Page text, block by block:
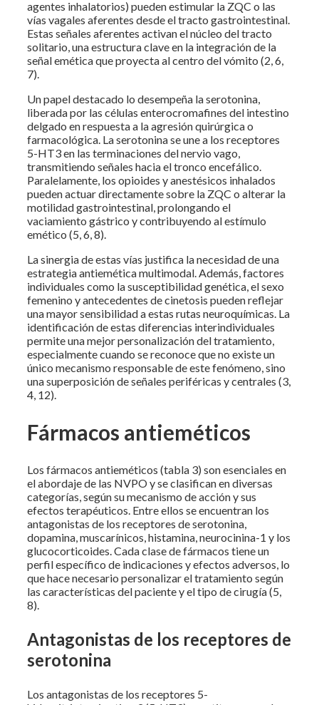
agentes inhalatorios) pueden estimular la ZQC o las
vías vagales aferentes desde el tracto gastrointestinal.
Estas señales aferentes activan el núcleo del tracto
solitario, una estructura clave en la integración de la
señal emética que proyecta al centro del vómito (2, 6,
7).
Un papel destacado lo desempeña la serotonina,
liberada por las células enterocromafines del intestino
delgado en respuesta a la agresión quirúrgica o
farmacológica. La serotonina se une a los receptores
5-HT3 en las terminaciones del nervio vago,
transmitiendo señales hacia el tronco encefálico.
Paralelamente, los opioides y anestésicos inhalados
pueden actuar directamente sobre la ZQC o alterar la
motilidad gastrointestinal, prolongando el
vaciamiento gástrico y contribuyendo al estímulo
emético (5, 6, 8).
La sinergia de estas vías justifica la necesidad de una
estrategia antiemética multimodal. Además, factores
individuales como la susceptibilidad genética, el sexo
femenino y antecedentes de cinetosis pueden reflejar
una mayor sensibilidad a estas rutas neuroquímicas. La
identificación de estas diferencias interindividuales
permite una mejor personalización del tratamiento,
especialmente cuando se reconoce que no existe un
único mecanismo responsable de este fenómeno, sino
una superposición de señales periféricas y centrales (3,
4, 12).
Fármacos antieméticos
Los fármacos antieméticos (tabla 3) son esenciales en
el abordaje de las NVPO y se clasifican en diversas
categorías, según su mecanismo de acción y sus
efectos terapéuticos. Entre ellos se encuentran los
antagonistas de los receptores de serotonina,
dopamina, muscarínicos, histamina, neurocinina-1 y los
glucocorticoides. Cada clase de fármacos tiene un
perfil específico de indicaciones y efectos adversos, lo
que hace necesario personalizar el tratamiento según
las características del paciente y el tipo de cirugía (5,
8).
Antagonistas de los receptores de
serotonina
Los antagonistas de los receptores 5-